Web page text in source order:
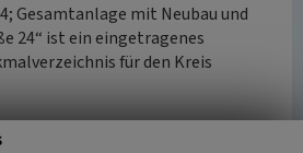
Gesamtanlage mit Neubau und
24“ ist ein eingetragenes
für den Kreis
Koblenz-Landau, 2015)